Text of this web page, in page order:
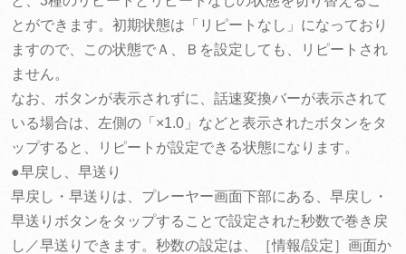
とができます。初期状態は「リピートなし」になっており
ますので、この状態でＡ、Ｂを設定しても、リピートされ
ません。
なお、ボタンが表示されずに、話速変換バーが表示されて
いる場合は、左側の「×1.0」などと表示されたボタンをタ
ップすると、リピートが設定できる状態になります。
●早戻し、早送り
早戻し・早送りは、プレーヤー画面下部にある、早戻し・
早送りボタンをタップすることで設定された秒数で巻き戻
し／早送りできます。秒数の設定は、［情報/設定］画面か